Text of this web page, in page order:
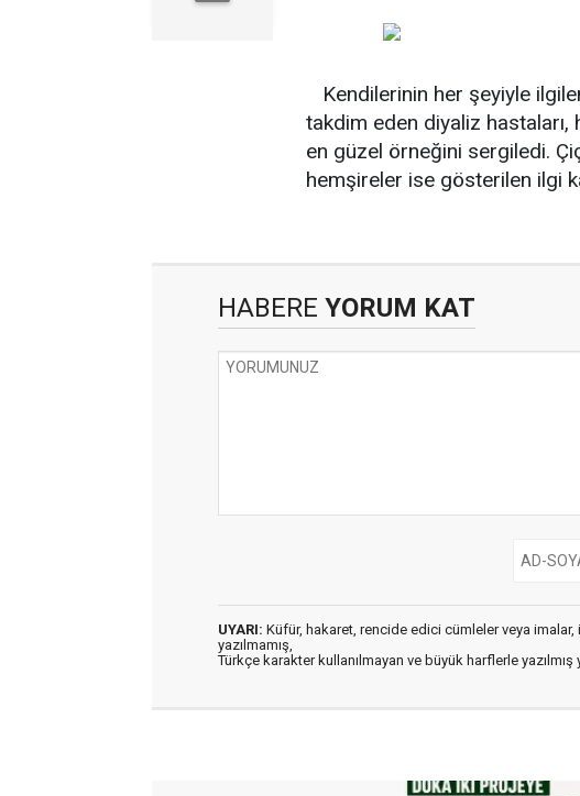
Kendilerinin her şeyiyle
takdim eden diyaliz
en güzel örneğini sergiledi.
hemşireler ise gösterilen ilgi
HABERE YORUM KAT
UYARI: Küfür, hakaret, rencide edici cümleler veya imalar,
yazılmamış,
Türkçe karakter kullanılmayan ve büyük harflerle